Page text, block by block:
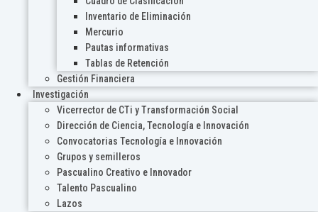
Inventario de Eliminación
Mercurio
Pautas informativas
Tablas de Retención
Gestión Financiera
Investigación
Vicerrector de CTi y Transformación Social
Dirección de Ciencia, Tecnología e Innovación
Convocatorias Tecnología e Innovación
Grupos y semilleros
Pascualino Creativo e Innovador
Talento Pascualino
Lazos